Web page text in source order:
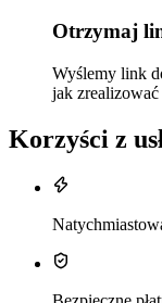
Otrzymaj
Wyślemy link
jak
Korzyści z